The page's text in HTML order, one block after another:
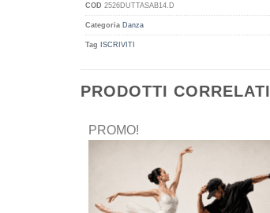
COD 2526DUTTASAB14.D
Categoria Danza
Tag ISCRIVITI
PRODOTTI CORRELATI
PROMO!